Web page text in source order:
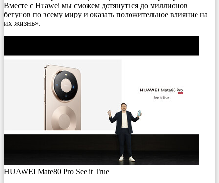
Вместе с Huawei мы сможем дотянуться до миллионов
бегунов по всему миру и оказать положительное влияние на
их жизнь».
HUAWEI Mate80 Pro See it True